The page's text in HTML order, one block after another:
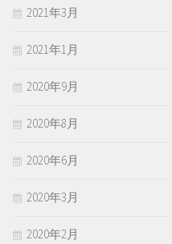
2021年3月
2021年1月
2020年9月
2020年8月
2020年6月
2020年3月
2020年2月